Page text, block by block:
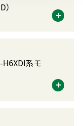
系モ